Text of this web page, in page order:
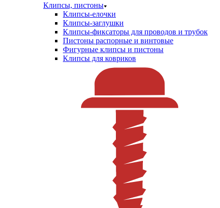
Клипсы, пистоны
Клипсы-елочки
Клипсы-заглушки
Клипсы-фиксаторы для проводов и трубок
Пистоны распорные и винтовые
Фигурные клипсы и пистоны
Клипсы для ковриков